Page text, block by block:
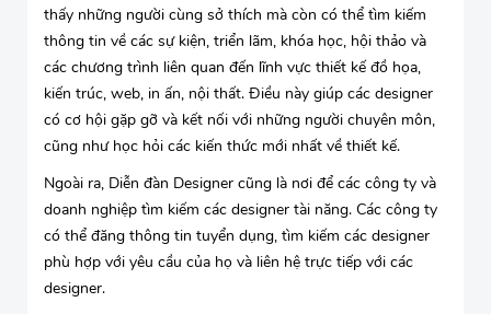
thấy những người cùng sở thích mà còn có thể tìm kiếm
thông tin về các sự kiện, triển lãm, khóa học, hội thảo và
các chương trình liên quan đến lĩnh vực thiết kế đồ họa,
kiến trúc, web, in ấn, nội thất. Điều này giúp các designer
có cơ hội gặp gỡ và kết nối với những người chuyên môn,
cũng như học hỏi các kiến thức mới nhất về thiết kế.
Ngoài ra, Diễn đàn Designer cũng là nơi để các công ty và
doanh nghiệp tìm kiếm các designer tài năng. Các công ty
có thể đăng thông tin tuyển dụng, tìm kiếm các designer
phù hợp với yêu cầu của họ và liên hệ trực tiếp với các
designer.